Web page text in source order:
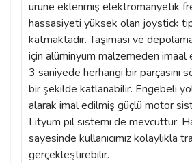
ürüne eklenmiş elektromanyetik
hassasiyeti yüksek olan joystick
katmaktadır. Taşıması ve
için alüminyum malzemeden
3 saniyede herhangi bir parçasını
bir şekilde katlanabilir. Engebeli
alarak imal edilmiş güçlü motor
Lityum pil sistemi de mevcuttur.
sayesinde kullanıcımız kolaylıkla
gerçekleştirebilir.